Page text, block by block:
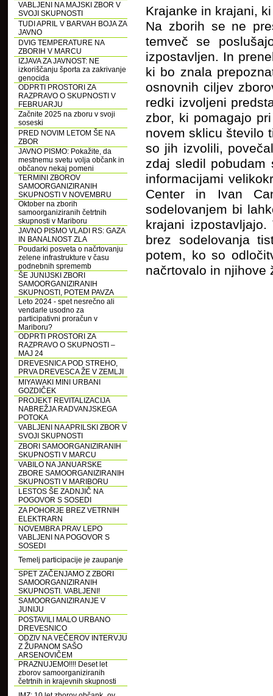
VABLJENI NA MAJSKI ZBOR V
SVOJI SKUPNOSTI
TUDI APRIL V BARVAH BOJA ZA
JAVNO
DVIG TEMPERATURE NA
ZBORIH V MARCU
IZJAVA ZA JAVNOST: NE
izkoriščanju športa za zakrivanje
genocida
ODPRTI PROSTORI ZA
RAZPRAVO O SKUPNOSTI V
FEBRUARJU
Začnite 2025 na zboru v svoji
soseski
PRED NOVIM LETOM ŠE NA
ZBOR
JAVNO PISMO: Pokažite, da
mestnemu svetu volja občank in
občanov nekaj pomeni
TERMINI ZBOROV
SAMOORGANIZIRANIH
SKUPNOSTI V NOVEMBRU
Oktober na zborih
samoorganiziranih četrtnih
skupnosti v Mariboru
JAVNO PISMO VLADI RS: GAZA
IN BANALNOST ZLA
Poudarki posveta o načrtovanju
zelene infrastrukture v času
podnebnih sprememb
ŠE JUNIJSKI ZBORI
SAMOORGANIZIRANIH
SKUPNOSTI, POTEM PAVZA
Leto 2024 - spet nesrečno ali
vendarle usodno za
participativni proračun v
Mariboru?
ODPRTI PROSTORI ZA
RAZPRAVO O SKUPNOSTI –
MAJ 24
DREVESNICA POD STREHO,
PRVA DREVESCA ŽE V ZEMLJI
MIYAWAKI MINI URBANI
GOZDIČEK
PROJEKT REVITALIZACIJA
NABREŽJA RADVANJSKEGA
POTOKA
VABLJENI NA APRILSKI ZBOR V
SVOJI SKUPNOSTI
ZBORI SAMOORGANIZIRANIH
SKUPNOSTI V MARCU
VABILO NA JANUARSKE
ZBORE SAMOORGANIZIRANIH
SKUPNOSTI V MARIBORU
LESTOS ŠE ZADNJIČ NA
POGOVOR S SOSEDI
ZA POHORJE BREZ VETRNIH
ELEKTRARN
NOVEMBRA PRAV LEPO
VABLJENI NA POGOVOR S
SOSEDI
Temelj participacije je zaupanje
SPET ZAČENJAMO Z ZBORI
SAMOORGANIZIRANIH
SKUPNOSTI. VABLJENI!
SAMOORGANIZIRANJE V
JUNIJU
POSTAVILI MALO URBANO
DREVESNICO
ODZIV NA VEČEROV INTERVJU
Z ŽUPANOM SAŠO
ARSENOVIČEM
PRAZNUJEMO!!!! Deset let
zborov samoorganiziranih
četrtnih in krajevnih skupnosti
Krajanke in krajani,
Na zborih se ne
temveč se
izpostavljen. In
ki bo znala
osnovnih ciljev
redki izvoljeni
zbor, ki pomagajo
novem sklicu število
so jih izvolili,
zdaj sledil
informacijami
Center in Ivan
sodelovanjem bi
krajani
brez sodelovanja
potem, ko so
načrtovalo in njihove